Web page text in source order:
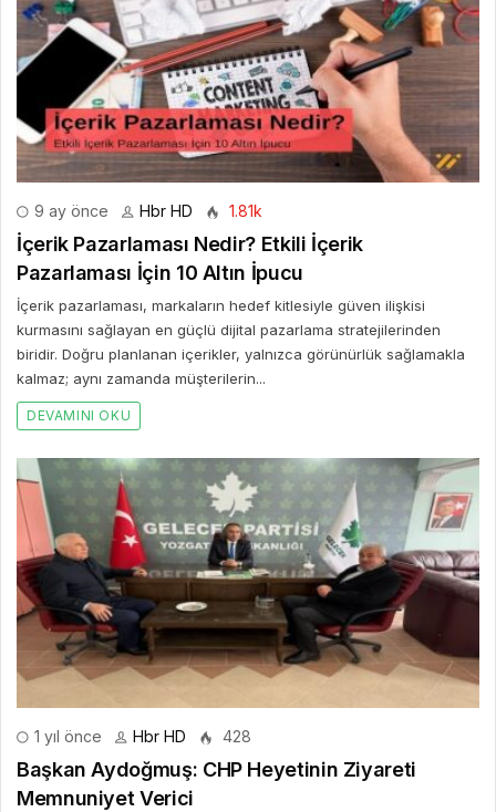
9 ay önce Hbr HD 1.81k
İçerik Pazarlaması Nedir? Etkili İçerik
Pazarlaması İçin 10 Altın İpucu
İçerik pazarlaması, markaların hedef kitlesiyle güven ilişkisi
kurmasını sağlayan en güçlü dijital pazarlama stratejilerinden
biridir. Doğru planlanan içerikler, yalnızca görünürlük sağlamakla
kalmaz; aynı zamanda müşterilerin...
DEVAMINI OKU
1 yıl önce Hbr HD 428
Başkan Aydoğmuş: CHP Heyetinin Ziyareti
Memnuniyet Verici